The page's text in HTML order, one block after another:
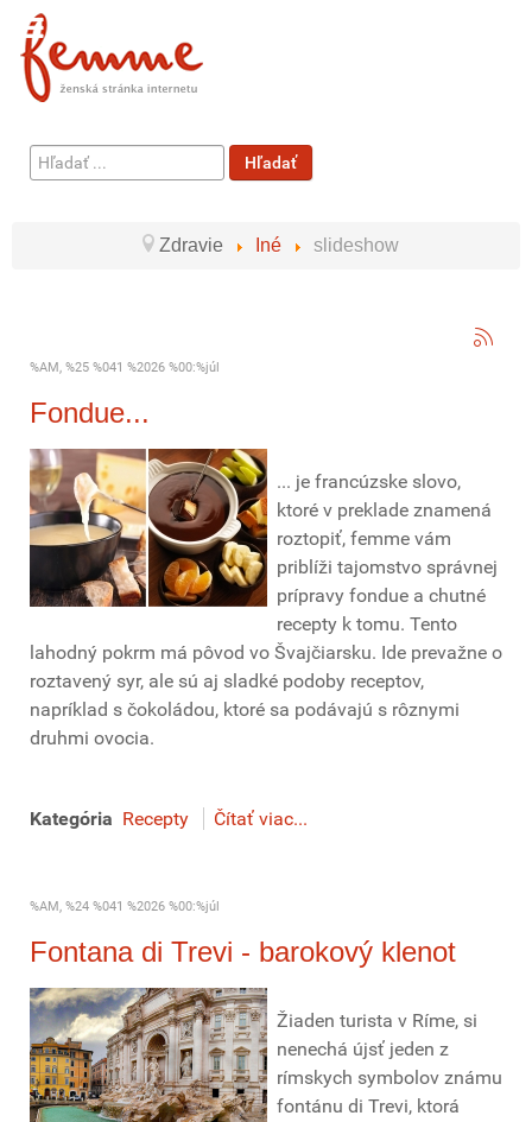
Hľadať
...
Hľadať
Zdravie Iné slideshow
%AM, %25 %041 %2026 %00:%júl
Fondue...
... je francúzske slovo,
ktoré v preklade znamená
roztopiť, femme vám
priblíži tajomstvo správnej
prípravy fondue a chutné
recepty k tomu. Tento
lahodný pokrm má pôvod vo Švajčiarsku. Ide prevažne o
roztavený syr, ale sú aj sladké podoby receptov,
napríklad s čokoládou, ktoré sa podávajú s rôznymi
druhmi ovocia.
Kategória Recepty Čítať viac...
%AM, %24 %041 %2026 %00:%júl
Fontana di Trevi - barokový klenot
Žiaden turista v Ríme, si
nenechá újsť jeden z
rímskych symbolov známu
fontánu di Trevi, ktorá